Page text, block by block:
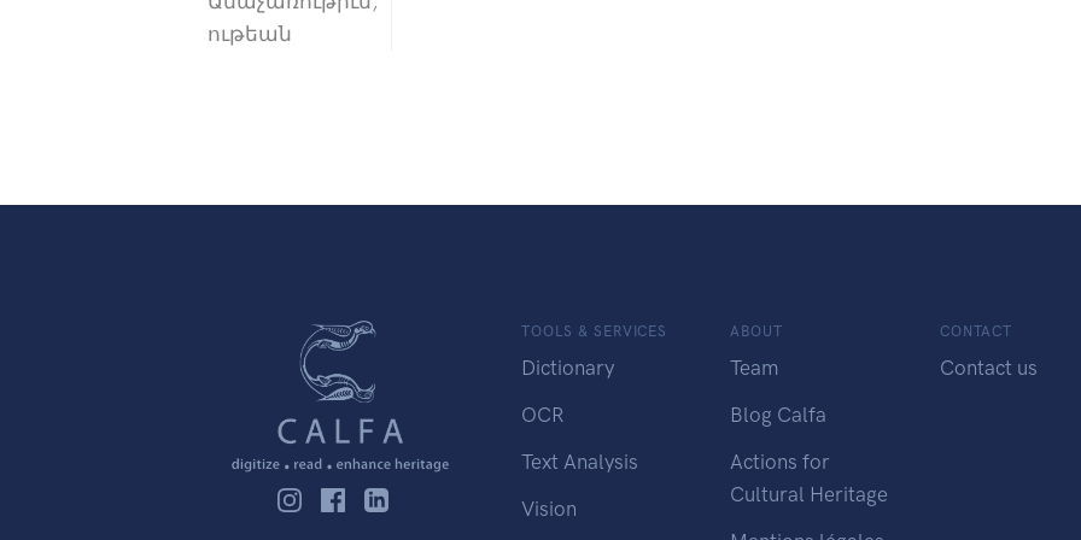
ութեան
TOOLS & SERVICES
Dictionary
OCR
Text Analysis
Vision
ABOUT
Team
Blog Calfa
Actions for
Cultural Heritage
CONTACT
Contact us